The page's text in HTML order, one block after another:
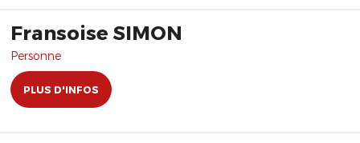
Fransoise SIMON
Personne
PLUS D'INFOS